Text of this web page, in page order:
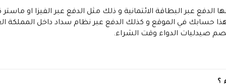
الدفع عبر البطاقة الائتمانية و ذلك مثل الدفع عبر الفيزا او
هذا حسابك في الموقع و كذلك الدفع عبر نظام سداد داخل المملكة
صيدليات الدواء وقت الشراء.
؟